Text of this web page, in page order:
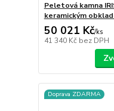
Peletová kamna
keramickým
50 021 Kč/ks
41 340 Kč bez DPH
Doprava ZDARMA